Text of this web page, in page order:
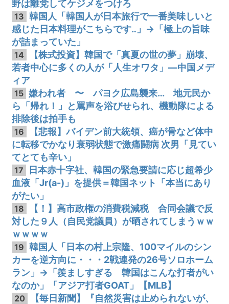
野は離党してケジメをつけろ
13 韓国人「韓国人が日本旅行で一番美味しいと
感じた日本料理がこちらです‥」→「極上の旨味
が詰まっていた」
14
【株式投資】韓国で「真夏の世の夢」崩壊、
若者中心に多くの人が「人生オワタ」―中国メデ
ィア
15 嫌われ者 〜 パヨク広島襲来… 地元民か
ら「帰れ！」と罵声を浴びせられ、機動隊による
排除後は拍手も
16
【悲報】バイデン前大統領、癌が骨など体中
に転移でかなり衰弱状態で激痛闘病 次男「見てい
てとても辛い」
17
日本赤十字社、韓国の緊急要請に応じ超希少
血液「Jr(a-)」を提供＝韓国ネット「本当にあり
がたい」
18
【！】高市政権の消費税減税 合同会議で反
対した９人（自民党議員）が晒されてしまうｗｗ
ｗｗｗｗ
19 韓国人「日本の村上宗隆、100マイルのシン
カーを逆方向に・・・2戦連発の26号ソロホーム
ラン」→「羨ましすぎる 韓国はこんな打者がい
なのか」「アジア打者GOAT」【MLB】
20
【毎日新聞】『自然災害は止められないが、